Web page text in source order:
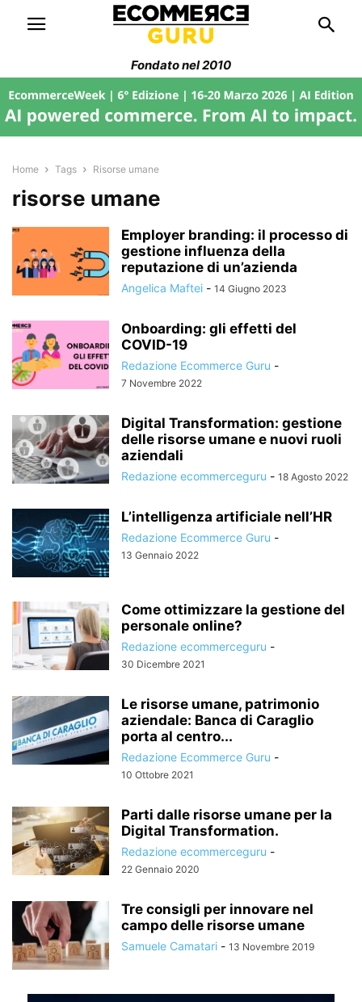
Fondato nel 2010
Home Tags Risorse umane
risorse umane
Employer branding: il processo di
gestione influenza della
reputazione di un’azienda
Angelica Maftei - 14 Giugno 2023
Onboarding: gli effetti del
COVID-19
Redazione Ecommerce Guru -
7 Novembre 2022
Digital Transformation: gestione
delle risorse umane e nuovi ruoli
aziendali
Redazione ecommerceguru - 18 Agosto 2022
L’intelligenza artificiale nell’HR
Redazione Ecommerce Guru -
13 Gennaio 2022
Come ottimizzare la gestione del
personale online?
Redazione ecommerceguru -
30 Dicembre 2021
Le risorse umane, patrimonio
aziendale: Banca di Caraglio
porta al centro...
Redazione Ecommerce Guru -
10 Ottobre 2021
Parti dalle risorse umane per la
Digital Transformation.
Redazione ecommerceguru -
22 Gennaio 2020
Tre consigli per innovare nel
campo delle risorse umane
Samuele Camatari - 13 Novembre 2019